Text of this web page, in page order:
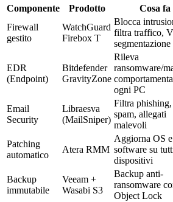
Componente Prodotto Cosa fa
Firewall
gestito
WatchGuard
Firebox T
Blocca
filtra traffico,
segmentazione
EDR
(Endpoint)
Bitdefender
GravityZone
Rileva
ransomware/
ogni PC
Email
Security
Libraesva
(MailSniper)
Filtra
spam, allegati
malevoli
Patching
automatico
Atera RMM
Aggiorna OS e
software su
dispositivi
Backup
immutabile
Veeam +
Wasabi S3
Backup anti-
ransomware
Object Lock